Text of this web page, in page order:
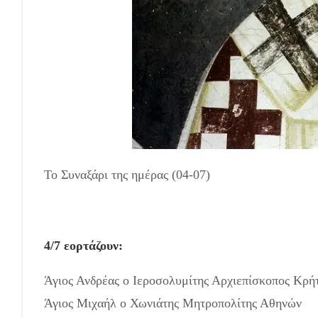
Το Συναξάρι της ημέρας (04-07)
4/7 εορτάζουν:
Άγιος Ανδρέας ο Ιεροσολυμίτης Αρχιεπίσκοπος
Άγιος Μιχαήλ ο Χωνιάτης Μητροπολίτης Αθηνών